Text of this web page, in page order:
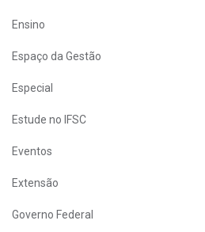
Ensino
Espaço da Gestão
Especial
Estude no IFSC
Eventos
Extensão
Governo Federal